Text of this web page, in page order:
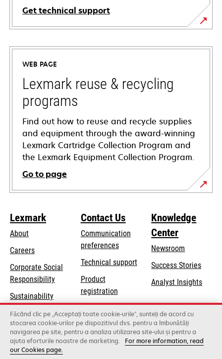
Get technical support
opens
in
new
tab
WEB PAGE
Lexmark reuse & recycling
programs
Find out how to reuse and recycle supplies
and equipment through the award-winning
Lexmark Cartridge Collection Program and
the Lexmark Equipment Collection Program.
Go to page
Lexmark
About
Careers
Corporate Social
Responsibilityopens
a
new
tab
Sustainability
Lexmark Partners
Contact Us
Communication
preferences
Technical supportopens
Product
registration
Find a dealer
List of wholesalers
Knowledge
Center
Newsroom
Success Stories
Analyst Insights
Lexmark International, Inc., a Xerox Company
Făcând clic pe „Acceptați toate cookie-urile”, sunteți de acord cu
stocarea cookie-urilor pe dispozitivul dvs. pentru a îmbunătăți
navigarea pe site, pentru a analiza utilizarea site-ului și pentru a
ajuta eforturile noastre de marketing.
For more information, read
our Cookies page.